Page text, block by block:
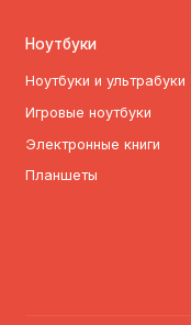
Ноутбуки
Ноутбуки и ультрабуки
Игровые ноутбуки
Электронные книги
Планшеты